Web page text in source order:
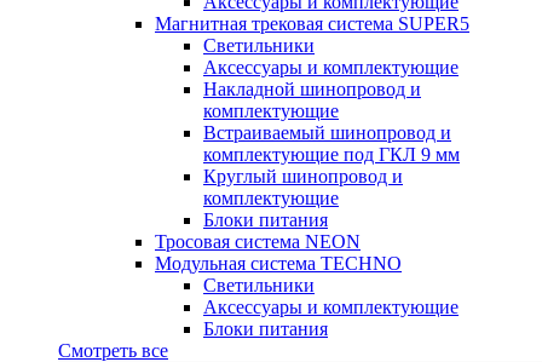
Магнитная трековая система SUPER5
Светильники
Аксессуары и комплектующие
Накладной шинопровод и
комплектующие
Встраиваемый шинопровод и
комплектующие под ГКЛ 9 мм
Круглый шинопровод и
комплектующие
Блоки питания
Тросовая система NEON
Модульная система TECHNO
Светильники
Аксессуары и комплектующие
Блоки питания
Смотреть все